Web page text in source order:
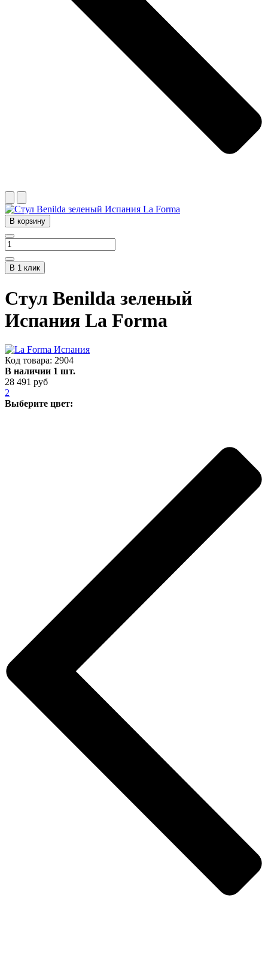
В корзину
В 1 клик
Стул Benilda зеленый
Испания La Forma
Код товара: 2904
В наличии 1 шт.
28 491 руб
2
Выберите цвет: